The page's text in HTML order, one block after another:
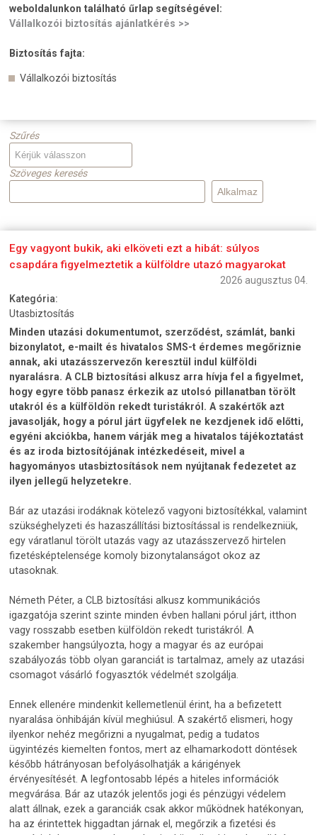
weboldalunkon található űrlap segítségével:
Vállalkozói biztosítás ajánlatkérés >>
Biztosítás fajta:
Vállalkozói biztosítás
Szűrés
Szöveges keresés
Egy vagyont bukik, aki elköveti ezt a hibát: súlyos
csapdára figyelmeztetik a külföldre utazó magyarokat
2026 augusztus 04.
Kategória:
Utasbiztosítás
Minden utazási dokumentumot, szerződést, számlát, banki
bizonylatot, e-mailt és hivatalos SMS-t érdemes megőriznie
annak, aki utazásszervezőn keresztül indul külföldi
nyaralásra. A CLB biztosítási alkusz arra hívja fel a figyelmet,
hogy egyre több panasz érkezik az utolsó pillanatban törölt
utakról és a külföldön rekedt turistákról. A szakértők azt
javasolják, hogy a pórul járt ügyfelek ne kezdjenek idő előtti,
egyéni akciókba, hanem várják meg a hivatalos tájékoztatást
és az iroda biztosítójának intézkedéseit, mivel a
hagyományos utasbiztosítások nem nyújtanak fedezetet az
ilyen jellegű helyzetekre.
Bár az utazási irodáknak kötelező vagyoni biztosítékkal, valamint
szükséghelyzeti és hazaszállítási biztosítással is rendelkezniük,
egy váratlanul törölt utazás vagy az utazásszervező hirtelen
fizetésképtelensége komoly bizonytalanságot okoz az
utasoknak.
Németh Péter, a CLB biztosítási alkusz kommunikációs
igazgatója szerint szinte minden évben hallani pórul járt, itthon
vagy rosszabb esetben külföldön rekedt turistákról. A
szakember hangsúlyozta, hogy a magyar és az európai
szabályozás több olyan garanciát is tartalmaz, amely az utazási
csomagot vásárló fogyasztók védelmét szolgálja.
Ennek ellenére mindenkit kellemetlenül érint, ha a befizetett
nyaralása önhibáján kívül meghiúsul. A szakértő elismeri, hogy
ilyenkor nehéz megőrizni a nyugalmat, pedig a tudatos
ügyintézés kiemelten fontos, mert az elhamarkodott döntések
később hátrányosan befolyásolhatják a kárigények
érvényesítését. A legfontosabb lépés a hiteles információk
megvárása. Bár az utazók jelentős jogi és pénzügyi védelem
alatt állnak, ezek a garanciák csak akkor működnek hatékonyan,
ha az érintettek higgadtan járnak el, megőrzik a fizetési és